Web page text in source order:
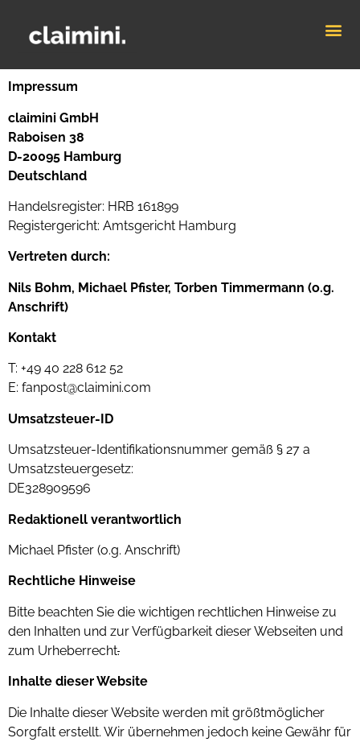
Impressum
claimini GmbH
Raboisen 38
D-20095 Hamburg
Deutschland
Handelsregister: HRB 161899
Registergericht: Amtsgericht Hamburg
Vertreten durch:
Nils Bohm, Michael Pfister, Torben Timmermann (o.g.
Anschrift)
Kontakt
T: +49 40 228 612 52
E: fanpost@claimini.com
Umsatzsteuer-ID
Umsatzsteuer-Identifikationsnummer gemäß § 27 a
Umsatzsteuergesetz:
DE328909596
Redaktionell verantwortlich
Michael Pfister (o.g. Anschrift)
Rechtliche Hinweise
Bitte beachten Sie die wichtigen rechtlichen Hinweise zu
den Inhalten und zur Verfügbarkeit dieser Webseiten und
zum Urheberrecht.
Inhalte dieser Website
Die Inhalte dieser Website werden mit größtmöglicher
Sorgfalt erstellt. Wir übernehmen jedoch keine Gewähr für